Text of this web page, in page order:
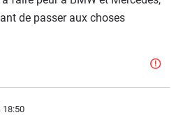
de passer aux choses
18:50